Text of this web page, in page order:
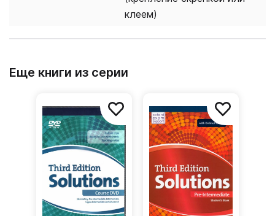
клеем)
Еще книги из серии